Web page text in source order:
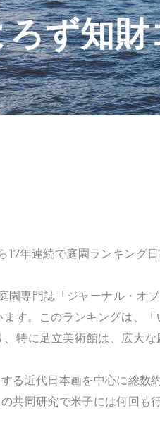
ろず知
年連続で庭園ランキング
専門誌「ジャーナル・オ
す。このランキングは、
特に足立美術館は、広大
る近代日本画を中心に総数
共同研究で米子には何回も